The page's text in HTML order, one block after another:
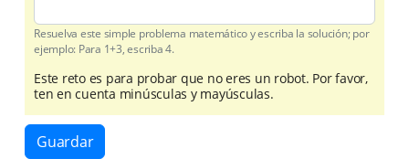
Resuelva este simple problema matemático y escriba la solución; por
ejemplo: Para 1+3, escriba 4.
Este reto es para probar que no eres un robot. Por favor,
ten en cuenta minúsculas y mayúsculas.
Guardar